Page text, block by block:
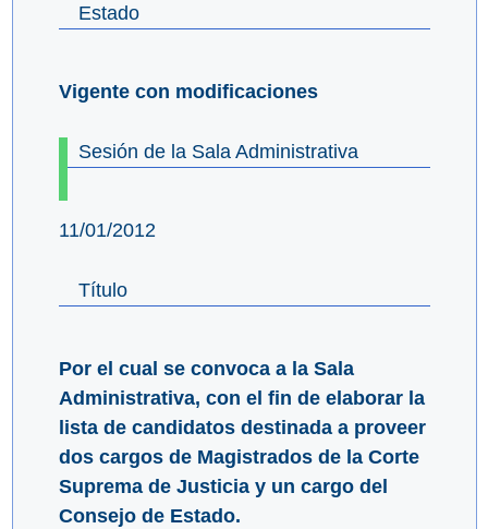
Estado
Vigente con modificaciones
Sesión de la Sala Administrativa
11/01/2012
Título
Por el cual se convoca a la Sala
Administrativa, con el fin de elaborar la
lista de candidatos destinada a proveer
dos cargos de Magistrados de la Corte
Suprema de Justicia y un cargo del
Consejo de Estado.